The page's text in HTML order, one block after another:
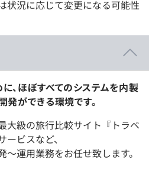
状況に応じて変更になる可能性
、ほぼすべてのシステムを内製
発ができる環境です。
大級の旅行比較サイト『トラベ
ビスなど、
運用業務をお任せ致します。